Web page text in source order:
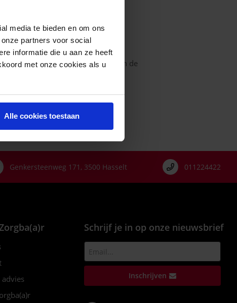
media te bieden en om ons
partners voor social
informatie die u aan ze heeft
met onze cookies als u
Alle cookies toestaan
kat. wit antibacterieel ( katoen aan de
Genkersteenweg 171, 3500 Hasselt 011224422
advies
Schrijf je in op onze nieuwsbrief
Inschrijven